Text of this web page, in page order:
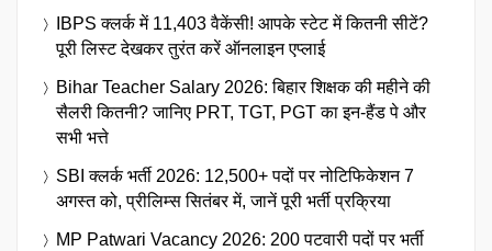
IBPS क्लर्क में 11,403 वैकेंसी! आपके स्टेट में कितनी सीटें?
पूरी लिस्ट देखकर तुरंत करें ऑनलाइन एप्लाई
Bihar Teacher Salary 2026: बिहार शिक्षक की महीने की
सैलरी कितनी? जानिए PRT, TGT, PGT का इन-हैंड पे और
सभी भत्ते
SBI क्लर्क भर्ती 2026: 12,500+ पदों पर नोटिफिकेशन 7
अगस्त को, प्रीलिम्स सितंबर में, जानें पूरी भर्ती प्रक्रिया
MP Patwari Vacancy 2026: 200 पटवारी पदों पर भर्ती